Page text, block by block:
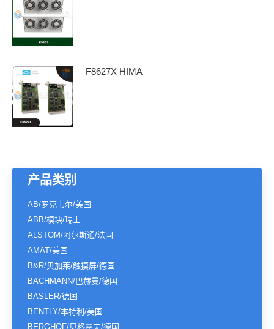
F8627X HIMA
产品类别
AB/罗克韦尔/美国
ABB/模块/瑞士
ALSTOM/阿尔斯通/法国
AMAT/美国
B&R/贝加莱/触摸屏/德国
BACHMANN/巴赫曼/德国
BASLER/德国
BENTLY/本特利/美国
BERGHOF/贝格霍夫/德国